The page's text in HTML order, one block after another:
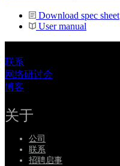
Download spec sheet
User manual
联系
网络研讨会
博客
关于
公司
联系
招聘启事